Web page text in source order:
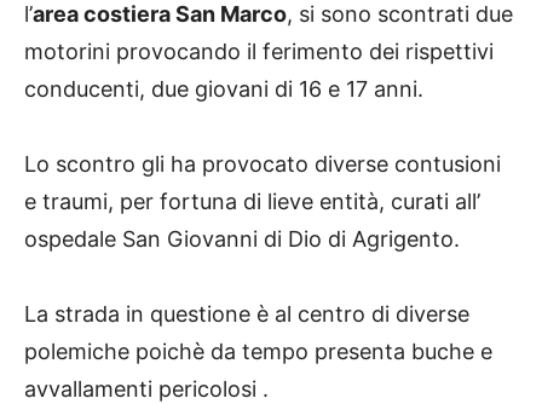
l’area costiera San Marco, si sono scontrati due
motorini provocando il ferimento dei rispettivi
conducenti, due giovani di 16 e 17 anni.
Lo scontro gli ha provocato diverse contusioni
e traumi, per fortuna di lieve entità, curati all’
ospedale San Giovanni di Dio di Agrigento.
La strada in questione è al centro di diverse
polemiche poichè da tempo presenta buche e
avvallamenti pericolosi .